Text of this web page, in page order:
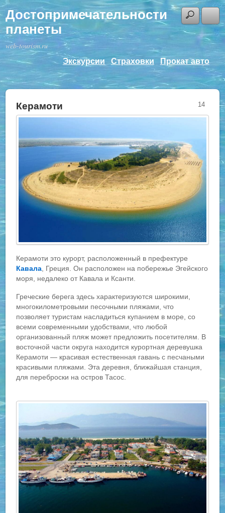
Достопримечательности
планеты
web-tourism.ru
Экскурсии Страховки Прокат авто
Керамоти
Керамоти это курорт, расположенный в префектуре
Кавала , Греция. Он расположен на побережье Эгейского
моря, недалеко от Кавала и Ксанти.
Греческие берега здесь характеризуются широкими,
многокилометровыми песочными пляжами, что
позволяет туристам насладиться купанием в море, со
всеми современными удобствами, что любой
организованный пляж может предложить посетителям. В
восточной части округа находится курортная деревушка
Керамоти — красивая естественная гавань с песчаными
красивыми пляжами. Эта деревня, ближайшая станция,
для переброски на остров Тасос.
14